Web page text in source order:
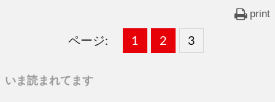
print
ページ:
固
1 ,
固
2 ,
固
3
いま読まれてます